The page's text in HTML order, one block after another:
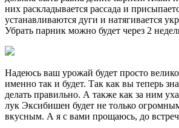
них раскладывается рассада и
устанавливаются дуги и натягивается
Убрать парник можно будет через 2
Надеюсь ваш урожай будет просто
именно так и будет. Так как вы теперь
делать правильно. А также как за ним
лук Эксибишен будет не только
вкусным. А я с вами прощаюсь, до